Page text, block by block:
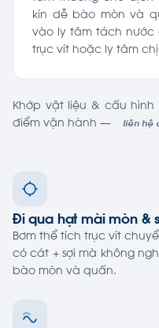
kín dễ bào mòn và
vào ly tâm tách nước
trục vít hoặc ly tâm
Khớp vật liệu & cấu
điểm vận hành —
liên hệ
Đi qua hạt mài mòn &
Bơm thể tích trục vít
có cát + sợi mà không
bào mòn và quấn.